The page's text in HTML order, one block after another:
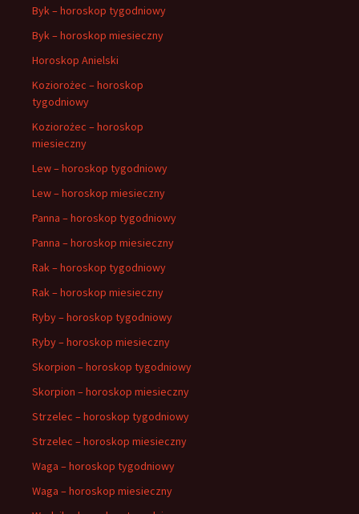
Byk – horoskop tygodniowy
Byk – horoskop miesieczny
Horoskop Anielski
Koziorożec – horoskop
tygodniowy
Koziorożec – horoskop
miesieczny
Lew – horoskop tygodniowy
Lew – horoskop miesieczny
Panna – horoskop tygodniowy
Panna – horoskop miesieczny
Rak – horoskop tygodniowy
Rak – horoskop miesieczny
Ryby – horoskop tygodniowy
Ryby – horoskop miesieczny
Skorpion – horoskop tygodniowy
Skorpion – horoskop miesieczny
Strzelec – horoskop tygodniowy
Strzelec – horoskop miesieczny
Waga – horoskop tygodniowy
Waga – horoskop miesieczny